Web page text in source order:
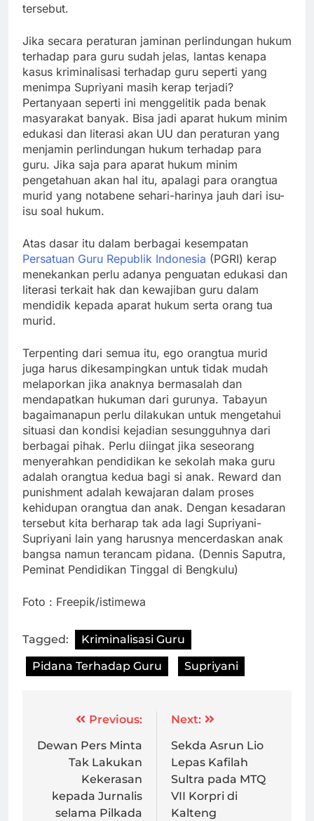
tersebut.
Jika secara peraturan jaminan perlindungan hukum
terhadap para guru sudah jelas, lantas kenapa
kasus kriminalisasi terhadap guru seperti yang
menimpa Supriyani masih kerap terjadi?
Pertanyaan seperti ini menggelitik pada benak
masyarakat banyak. Bisa jadi aparat hukum minim
edukasi dan literasi akan UU dan peraturan yang
menjamin perlindungan hukum terhadap para
guru. Jika saja para aparat hukum minim
pengetahuan akan hal itu, apalagi para orangtua
murid yang notabene sehari-harinya jauh dari isu-
isu soal hukum.
Atas dasar itu dalam berbagai kesempatan
Persatuan Guru Republik Indonesia (PGRI) kerap
menekankan perlu adanya penguatan edukasi dan
literasi terkait hak dan kewajiban guru dalam
mendidik kepada aparat hukum serta orang tua
murid.
Terpenting dari semua itu, ego orangtua murid
juga harus dikesampingkan untuk tidak mudah
melaporkan jika anaknya bermasalah dan
mendapatkan hukuman dari gurunya. Tabayun
bagaimanapun perlu dilakukan untuk mengetahui
situasi dan kondisi kejadian sesungguhnya dari
berbagai pihak. Perlu diingat jika seseorang
menyerahkan pendidikan ke sekolah maka guru
adalah orangtua kedua bagi si anak. Reward dan
punishment adalah kewajaran dalam proses
kehidupan orangtua dan anak. Dengan kesadaran
tersebut kita berharap tak ada lagi Supriyani-
Supriyani lain yang harusnya mencerdaskan anak
bangsa namun terancam pidana. (Dennis Saputra,
Peminat Pendidikan Tinggal di Bengkulu)
Foto : Freepik/istimewa
Tagged:
Kriminalisasi Guru
Pidana Terhadap Guru
Supriyani
navigation
Previous:
Dewan Pers Minta
Tak Lakukan
Kekerasan
kepada Jurnalis
selama Pilkada
Next:
Sekda Asrun Lio
Lepas Kafilah
Sultra pada MTQ
VII Korpri di
Kalteng